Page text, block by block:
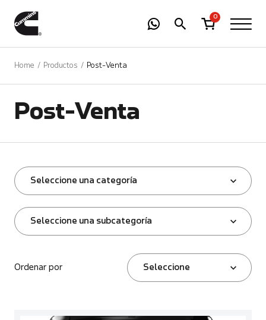
0
Home Productos Post-Venta
Post-Venta
Seleccione una categoría
Seleccione una subcategoría
Ordenar por Seleccione